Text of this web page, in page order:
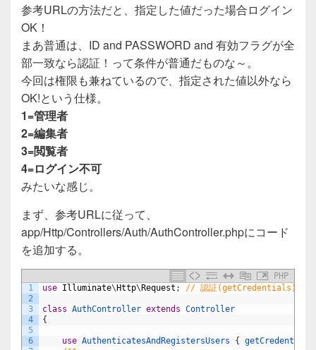
参考URLの方法だと、指定した値だった場合ログイン
OK！
まあ普通は、ID and PASSWORD and 有効フラグが全
部一致なら認証！って条件が普通だものな～。
今回は権限も兼ねているので、指定された値以外なら
OK!という仕様。
1=管理者
2=編集者
3=閲覧者
4=ログイン不可
みたいな感じ。
まず、参考URLに従って、
app/Http/Controllers/Auth/AuthController.phpにコード
を追加する。
PHP
1
2
3
4
5
6
use Illuminate\Http\Request ; // 認証(getCredentials)に必要
class AuthController extends Controller
{
use AuthenticatesAndRegistersUsers {